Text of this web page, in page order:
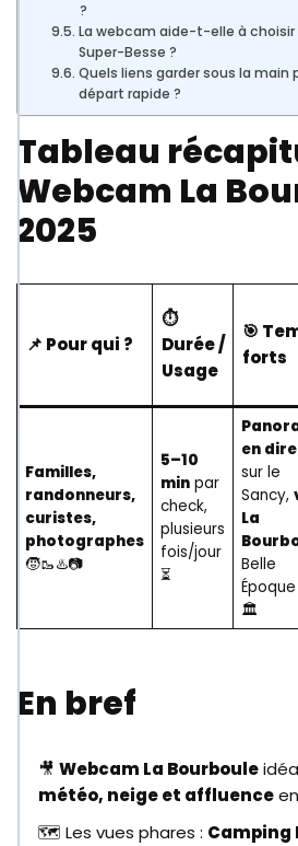
?
La webcam aide-t-elle à
Super-Besse ?
Quels liens garder sous la main
départ rapide ?
Tableau
Webcam La
2025
📌 Pour qui ?
⏱️
Durée /
Usage
🎯
forts
Familles,
randonneurs,
curistes,
photographes
🧒🥾♨️📷
5–10
minpar
check,
plusieurs
fois/jour
⏳
en
sur le
Sancy,
La
Belle
🏛️
En bref
🎥 Webcam La Bourboule
météo, neige et affluence
🗺️ Les vues phares : Camping